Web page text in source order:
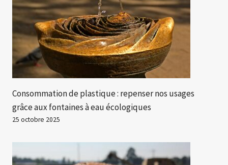
Consommation de plastique : repenser nos usages
grâce aux fontaines à eau écologiques
25 octobre 2025